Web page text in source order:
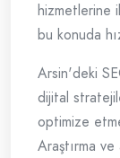
hizmetlerine
bu konuda
Arsin'deki
dijital
optimize
Araştırma